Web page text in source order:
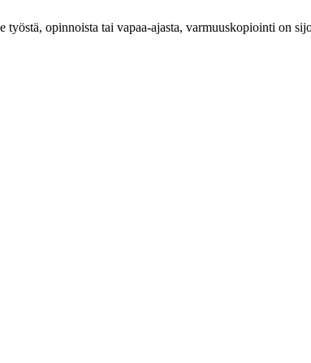
opinnoista tai vapaa-ajasta, varmuuskopiointi on